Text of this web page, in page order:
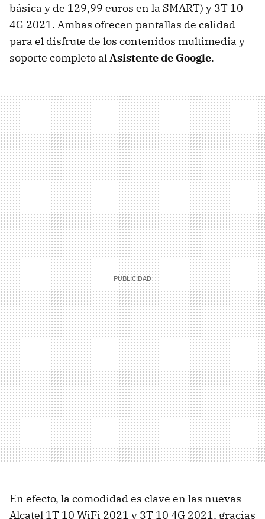
básica y de 129,99 euros en la SMART) y 3T 10
4G 2021. Ambas ofrecen pantallas de calidad
para el disfrute de los contenidos multimedia y
soporte completo alAsistente de Google.
En efecto, la comodidad es clave en las nuevas
Alcatel 1T 10 WiFi 2021 y 3T 10 4G 2021, gracias